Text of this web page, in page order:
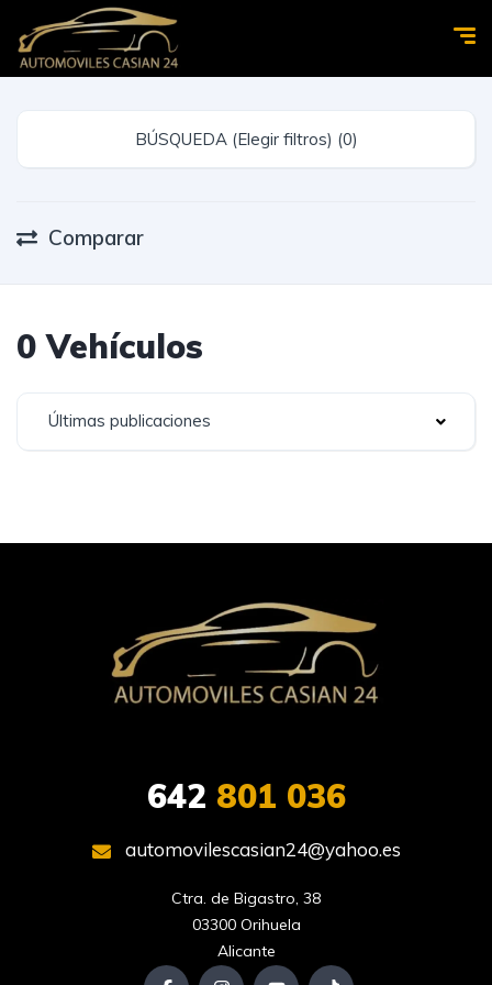
BÚSQUEDA (Elegir filtros) (0)
Comparar
0 Vehículos
Últimas publicaciones
642 801 036
automovilescasian24@yahoo.es
Ctra. de Bigastro, 38
03300 Orihuela
Alicante